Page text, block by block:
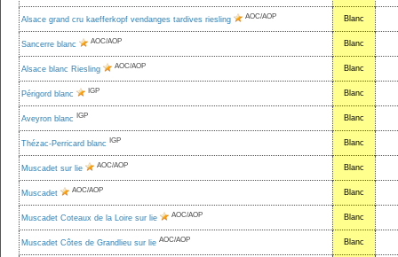
Alsace grand cru kaefferkopf vendanges tardives riesling AOC/AOP Blanc
Sancerre blanc AOC/AOP Blanc
Alsace blanc Riesling AOC/AOP Blanc
Périgord blanc IGP Blanc
Aveyron blanc IGP Blanc
Thézac-Perricard blanc IGP Blanc
Muscadet sur lie AOC/AOP Blanc
Muscadet AOC/AOP Blanc
Muscadet Coteaux de la Loire sur lie AOC/AOP Blanc
Muscadet Côtes de Grandlieu sur lie AOC/AOP Blanc